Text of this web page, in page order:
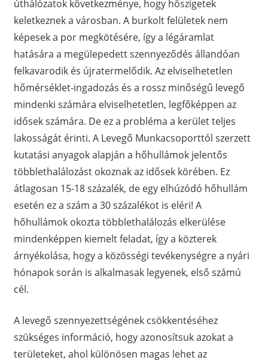
úthálózatok következménye, hogy hőszigetek
keletkeznek a városban. A burkolt felületek nem
képesek a por megkötésére, így a légáramlat
hatására a megülepedett szennyeződés állandóan
felkavarodik és újratermelődik. Az elviselhetetlen
hőmérséklet-ingadozás és a rossz minőségű levegő
mindenki számára elviselhetetlen, legfőképpen az
idősek számára. De ez a probléma a kerület teljes
lakosságát érinti. A Levegő Munkacsoporttól szerzett
kutatási anyagok alapján a hőhullámok jelentős
többlethalálozást okoznak az idősek körében. Ez
átlagosan 15-18 százalék, de egy elhúzódó hőhullám
esetén ez a szám a 30 százalékot is eléri! A
hőhullámok okozta többlethalálozás elkerülése
mindenképpen kiemelt feladat, így a közterek
árnyékolása, hogy a közösségi tevékenységre a nyári
hónapok során is alkalmasak legyenek, első számú
cél.
A levegő szennyezettségének csökkentéséhez
szükséges információ, hogy azonosítsuk azokat a
területeket, ahol különösen magas lehet az